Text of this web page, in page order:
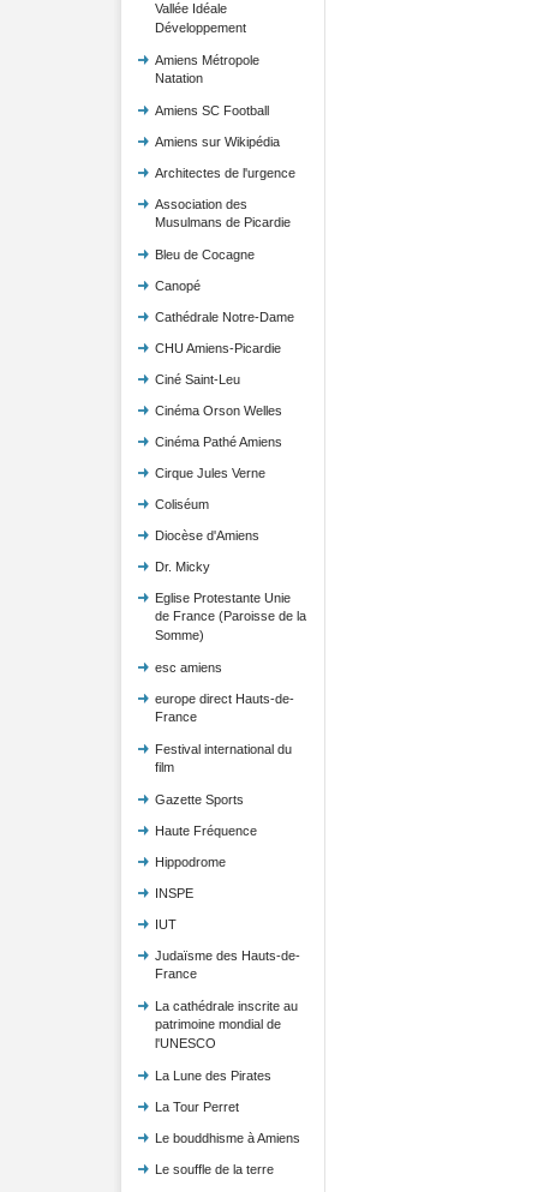
Vallée Idéale
Développement
Amiens Métropole
Natation
Amiens SC Football
Amiens sur Wikipédia
Architectes de l'urgence
Association des
Musulmans de Picardie
Bleu de Cocagne
Canopé
Cathédrale Notre-Dame
CHU Amiens-Picardie
Ciné Saint-Leu
Cinéma Orson Welles
Cinéma Pathé Amiens
Cirque Jules Verne
Coliséum
Diocèse d'Amiens
Dr. Micky
Eglise Protestante Unie
de France (Paroisse de la
Somme)
esc amiens
europe direct Hauts-de-
France
Festival international du
film
Gazette Sports
Haute Fréquence
Hippodrome
INSPE
IUT
Judaïsme des Hauts-de-
France
La cathédrale inscrite au
patrimoine mondial de
l'UNESCO
La Lune des Pirates
La Tour Perret
Le bouddhisme à Amiens
Le souffle de la terre